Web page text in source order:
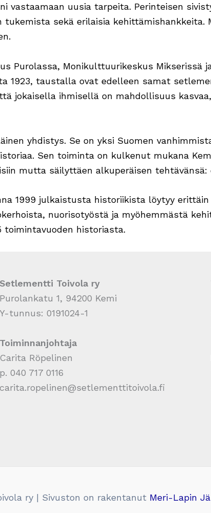
vastaamaan uusia tarpeita. Perinteisen
sekä erilaisia kehittämishankkeita.
Purolassa, Monikulttuurikeskus Mikserissä
1923, taustalla ovat edelleen samat
jokaisella ihmisellä on mahdollisuus
yhdistys. Se on yksi Suomen
Sen toiminta on kulkenut mukana
mutta säilyttäen alkuperäisen
1999 julkaistusta historiikista löytyy
nuorisotyöstä ja myöhemmästä
toimintavuoden historiasta.
Setlementti Toivola ry
Purolankatu 1, 94200 Kemi
Y-tunnus: 0191024-1
Toiminnanjohtaja
Carita Röpelinen
p. 040 717 0116
carita.ropelinen@setlementtitoivola.fi
ry | Sivuston on rakentanut Meri-Lapin